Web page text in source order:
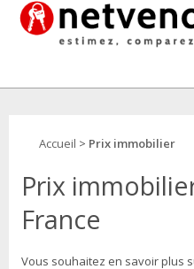
Accueil > Prix immobilier
Prix
France
Vous souhaitez en savoir plus